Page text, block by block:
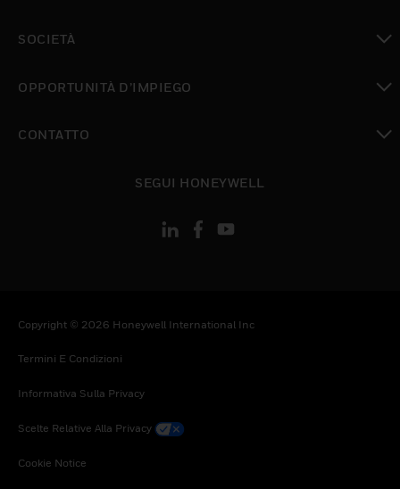
SOCIETÀ
OPPORTUNITÀ D’IMPIEGO
CONTATTO
SEGUI HONEYWELL
Copyright © 2026 Honeywell International Inc
Termini E Condizioni
Informativa Sulla Privacy
Scelte Relative Alla Privacy
Cookie Notice